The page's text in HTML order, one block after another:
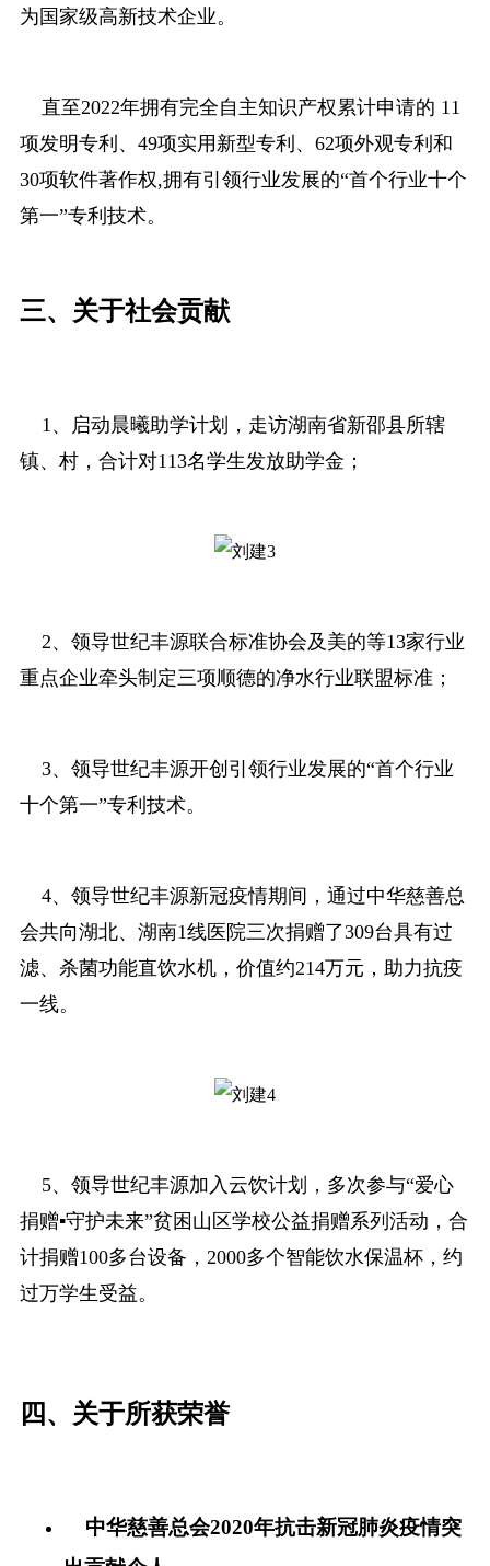
为国家级高新技术企业。
直至2022年拥有完全自主知识产权累计申请的 11
项发明专利、49项实用新型专利、62项外观专利和
30项软件著作权,拥有引领行业发展的“首个行业十个
第一”专利技术。
三、关于社会贡献
1、启动晨曦助学计划，走访湖南省新邵县所辖
镇、村，合计对113名学生发放助学金；
2、领导世纪丰源联合标准协会及美的等13家行业
重点企业牵头制定三项顺德的净水行业联盟标准；
3、领导世纪丰源开创引领行业发展的“首个行业
十个第一”专利技术。
4、领导世纪丰源新冠疫情期间，通过中华慈善总
会共向湖北、湖南1线医院三次捐赠了309台具有过
滤、杀菌功能直饮水机，价值约214万元，助力抗疫
一线。
5、领导世纪丰源加入云饮计划，多次参与“爱心
捐赠▪守护未来”贫困山区学校公益捐赠系列活动，合
计捐赠100多台设备，2000多个智能饮水保温杯，约
过万学生受益。
四、关于所获荣誉
中华慈善总会2020年抗击新冠肺炎疫情突